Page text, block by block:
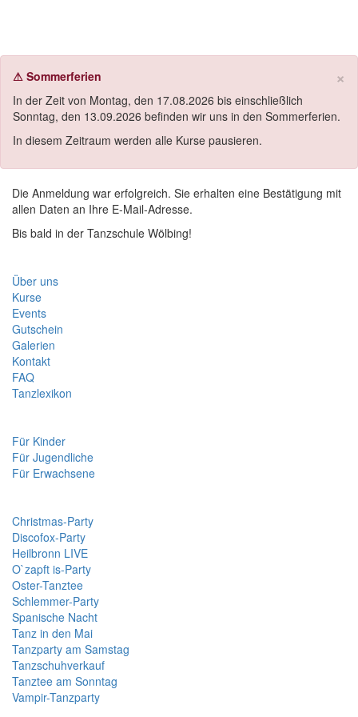
×
⚠ Sommerferien
In der Zeit von Montag, den 17.08.2026 bis einschließlich
Sonntag, den 13.09.2026 befinden wir uns in den Sommerferien.
In diesem Zeitraum werden alle Kurse pausieren.
Die Anmeldung war erfolgreich. Sie erhalten eine Bestätigung mit
allen Daten an Ihre E-Mail-Adresse.
Bis bald in der Tanzschule Wölbing!
Über uns
Kurse
Events
Gutschein
Galerien
Kontakt
FAQ
Tanzlexikon
Für Kinder
Für Jugendliche
Für Erwachsene
Christmas-Party
Discofox-Party
Heilbronn LIVE
O`zapft is-Party
Oster-Tanztee
Schlemmer-Party
Spanische Nacht
Tanz in den Mai
Tanzparty am Samstag
Tanzschuhverkauf
Tanztee am Sonntag
Vampir-Tanzparty